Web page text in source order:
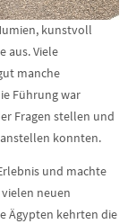
kunstvoll
aus. Viele
manche
Führung war
Fragen stellen und
konnten.
und machte
neuen
Ägypten kehrten die